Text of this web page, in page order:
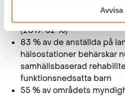
Avvisa
79 % av lärarna kan bättre
(2019: 32 %)
83 % av de anställda på
hälsostationer behärskar
samhällsbaserad
funktionsnedsatta barn
55 % av områdets